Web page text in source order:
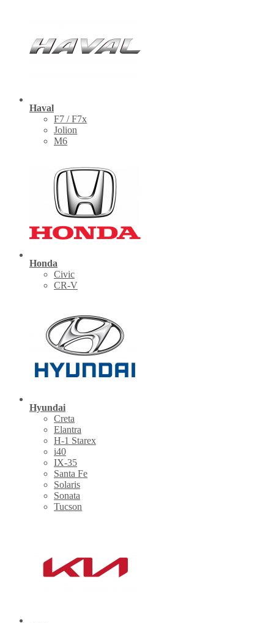
Haval
F7 / F7x
Jolion
M6
Honda
Civic
CR-V
Hyundai
Creta
Elantra
H-1 Starex
i40
IX-35
Santa Fe
Solaris
Sonata
Tucson